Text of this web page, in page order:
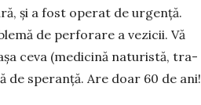
și a fost operat de urgență.
de per­forare a ve­zicii. Vă
ceva (medicină natu­ristă, tra­
de spe­ranță. Are doar 60 de ani!